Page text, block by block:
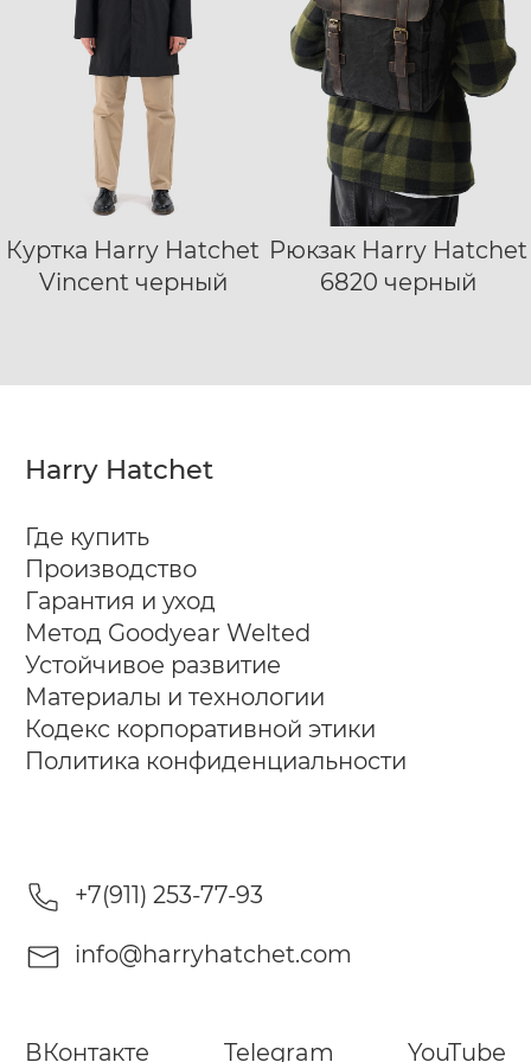
Куртка Harry Hatchet
Vincent черный
XS S M
L
XL
XXL XXXL
Рюкзак Harry Hatchet
6820 черный
+7(911) 253-77-93
info@harryhatchet.com
ВКонтакте Telegram YouTube
Harry Hatchet
Где купить
Производство
Гарантия и уход
Метод Goodyear Welted
Устойчивое развитие
Материалы и технологии
Кодекс корпоративной этики
Политика конфиденциальности